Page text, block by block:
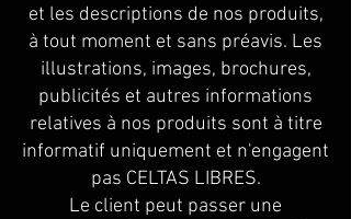
et les descriptions de nos produits,
à tout moment et sans préavis. Les
illustrations, images, brochures,
publicités et autres informations
relatives à nos produits sont à titre
informatif uniquement et n'engagent
pas CELTAS LIBRES.
Le client peut passer une